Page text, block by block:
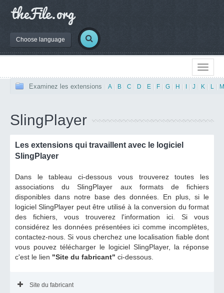
Choose language
Examinez les extensions A B C D E F G H J K L M
SlingPlayer
Les extensions qui travaillent avec le logiciel
SlingPlayer
Dans le tableau ci-dessous vous trouverez toutes les
associations du SlingPlayer aux formats de fichiers
disponibles dans notre base des données. En plus, si le
logiciel SlingPlayer peut être utilisé à la conversion du format
des fichiers, vous trouverez l'information ici. Si vous
considérez les données présentées ici comme incomplètes,
contactez-nous. Si vous cherchez une localisation fiable dont
vous pouvez télécharger le logiciel SlingPlayer, la réponse
c'est le lien "Site du fabricant" ci-dessous.
Site du fabricant